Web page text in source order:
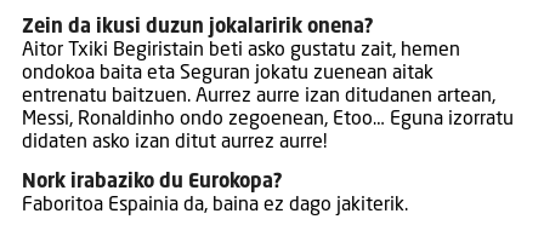
Zein da ikusi duzun jokalaririk onena?
Aitor Txiki Begiristain beti asko gustatu zait, hemen
ondokoa baita eta Seguran jokatu zuenean aitak
entrenatu baitzuen. Aurrez aurre izan ditudanen artean,
Messi, Ronaldinho ondo zegoenean, Etoo… Eguna izorratu
didaten asko izan ditut aurrez aurre!
Nork irabaziko du Eurokopa?
Faboritoa Espainia da, baina ez dago jakiterik.